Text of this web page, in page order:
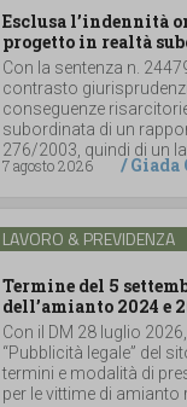
Esclusa l’indennità
progetto in realtà
Con la sentenza n.
contrasto
conseguenze
subordinata di un
276/2003, quindi di un
7 agosto 2026
/Giada
LAVORO & PREVIDENZA
Termine del 5
dell’amianto 2024 e
Con il DM 28 luglio
“Pubblicità legale” del
termini e modalità di
per le vittime di amianto